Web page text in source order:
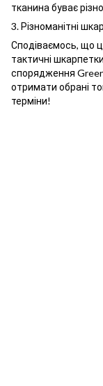
тканина буває
3. Різноманітні
Сподіваємось, що
тактичні
спорядження
отримати обрані
терміни!